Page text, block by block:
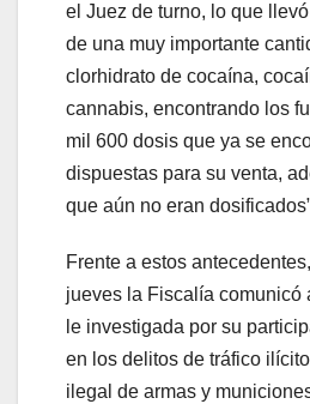
el Juez de turno, lo que
de una muy importante
clorhidrato de cocaína,
cannabis, encontrando los
mil 600 dosis que ya se
dispuestas para su venta,
que aún no eran
Frente a estos
jueves la Fiscalía comunicó
le investigada por su
en los delitos de tráfico
ilegal de armas y